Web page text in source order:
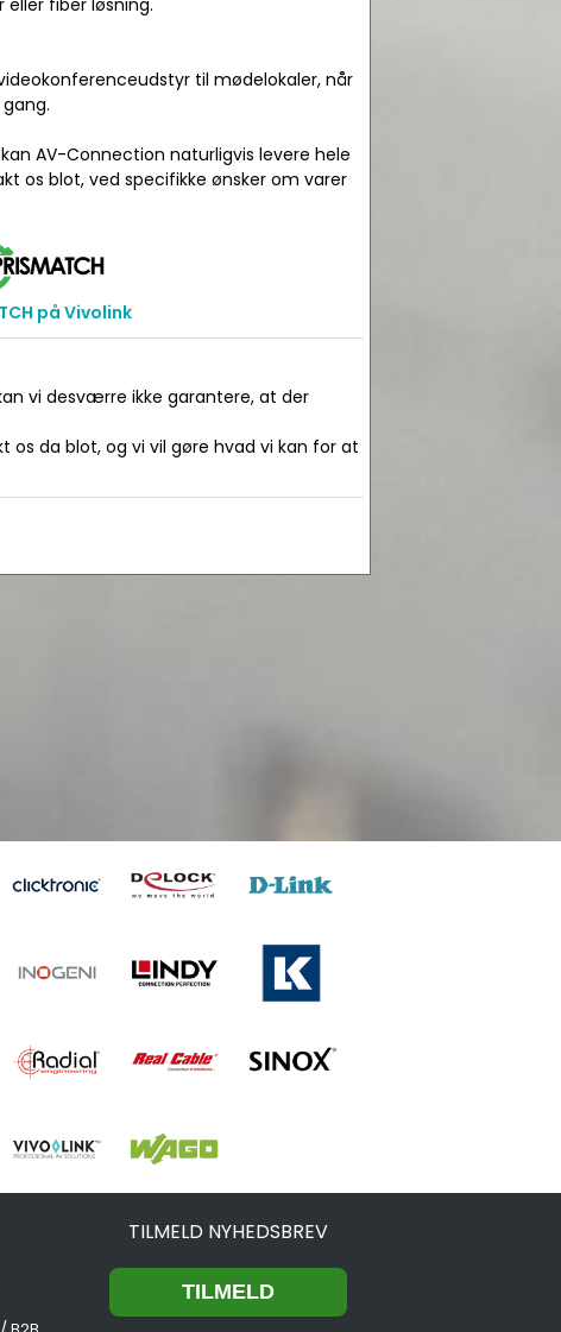
fiber løsning.
til mødelokaler, når
AV-Connection naturligvis levere hele
os blot, ved specifikke ønsker om varer
på Vivolink
vi desværre ikke garantere, at der
da blot, og vi vil gøre hvad vi kan for at
TILMELD NYHEDSBREV